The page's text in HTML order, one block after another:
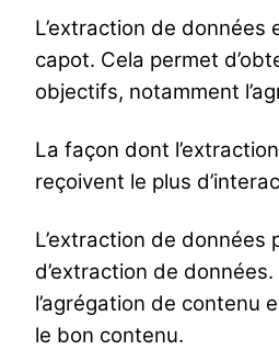
L’extraction de
capot. Cela permet
objectifs, notamment
La façon dont
reçoivent le plus
L’extraction de
d’extraction de
l’agrégation de contenu
le bon contenu.